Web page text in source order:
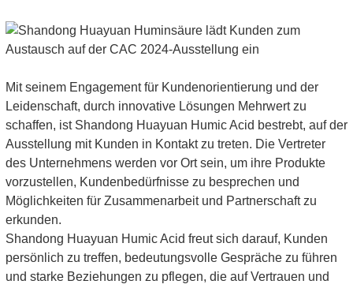
Mit seinem Engagement für Kundenorientierung und der
Leidenschaft, durch innovative Lösungen Mehrwert zu
schaffen, ist Shandong Huayuan Humic Acid bestrebt, auf der
Ausstellung mit Kunden in Kontakt zu treten. Die Vertreter
des Unternehmens werden vor Ort sein, um ihre Produkte
vorzustellen, Kundenbedürfnisse zu besprechen und
Möglichkeiten für Zusammenarbeit und Partnerschaft zu
erkunden.
Shandong Huayuan Humic Acid freut sich darauf, Kunden
persönlich zu treffen, bedeutungsvolle Gespräche zu führen
und starke Beziehungen zu pflegen, die auf Vertrauen und